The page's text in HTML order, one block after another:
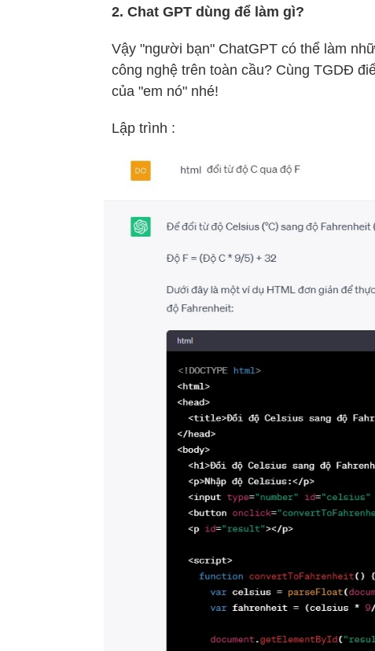
2. Chat GPT dùng để làm gì?
Vậy "người bạn" ChatGPT có thể làm
công nghệ trên toàn cầu? Cùng TGDĐ
của "em nó" nhé!
Lập trình :